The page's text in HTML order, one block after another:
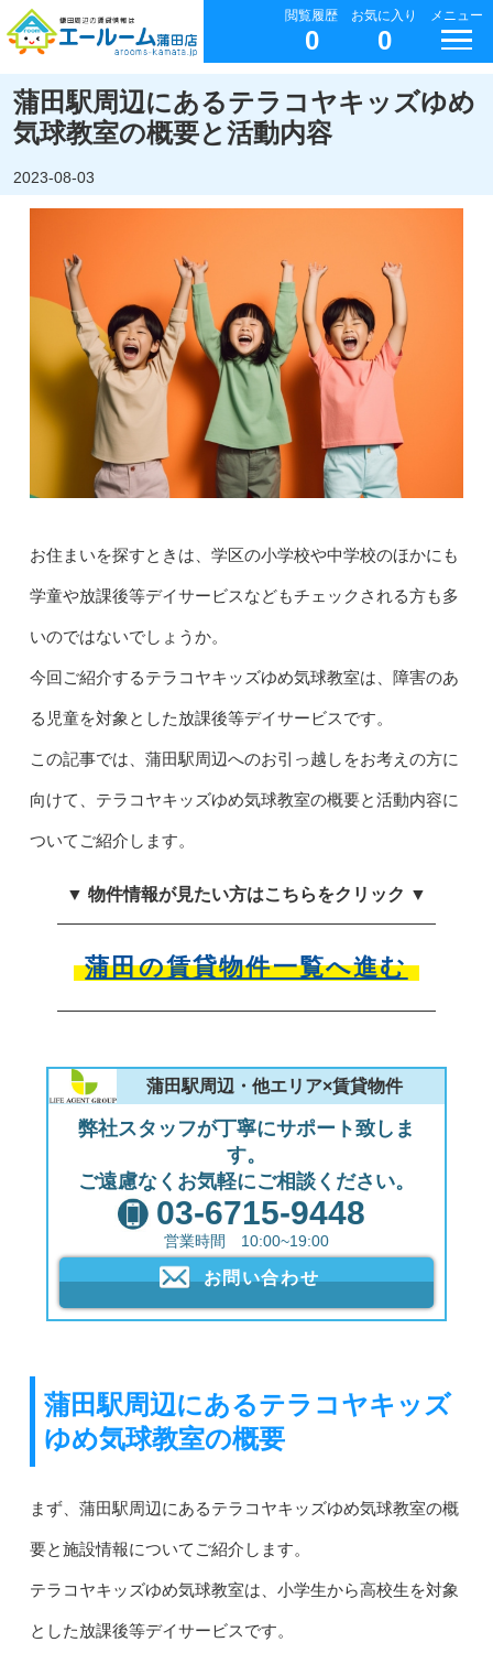
閲覧履歴
0
お気に入り
0
メニュー
蒲田駅周辺にあるテラコヤキッズゆめ
気球教室の概要と活動内容
2023-08-03
お住まいを探すときは、学区の小学校や中学校のほかにも
学童や放課後等デイサービスなどもチェックされる方も多
いのではないでしょうか。
今回ご紹介するテラコヤキッズゆめ気球教室は、障害のあ
る児童を対象とした放課後等デイサービスです。
この記事では、蒲田駅周辺へのお引っ越しをお考えの方に
向けて、テラコヤキッズゆめ気球教室の概要と活動内容に
ついてご紹介します。
▼ 物件情報が見たい方はこちらをクリック ▼
蒲田の賃貸物件一覧へ進む
蒲田駅周辺・他エリア×賃貸物件
弊社スタッフが丁寧にサポート致しま
す。
ご遠慮なくお気軽にご相談ください。
03-6715-9448
営業時間 10:00~19:00
お問い合わせ
蒲田駅周辺にあるテラコヤキッズ
ゆめ気球教室の概要
まず、蒲田駅周辺にあるテラコヤキッズゆめ気球教室の概
要と施設情報についてご紹介します。
テラコヤキッズゆめ気球教室は、小学生から高校生を対象
とした放課後等デイサービスです。